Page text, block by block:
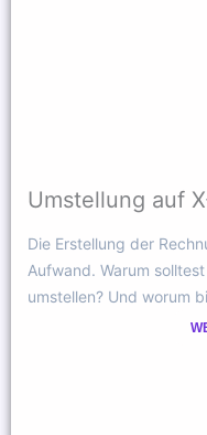
Umstellung auf
Die Erstellung der
Aufwand. Warum
umstellen? Und worum